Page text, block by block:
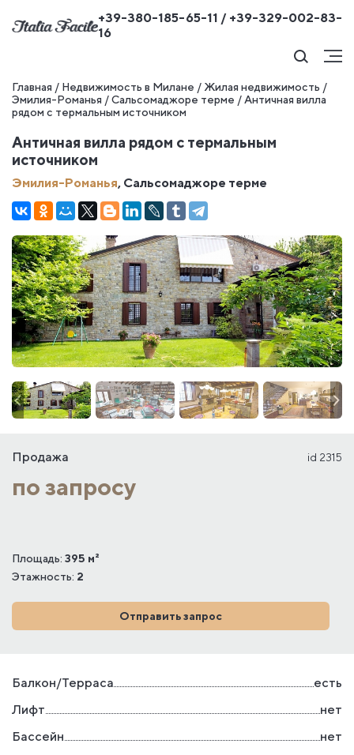
+39-380-185-65-11 / +39-329-002-83-
16
Главная / Недвижимость в Милане / Жилая недвижимость /
Эмилия-Романья /Сальсомаджоре терме /Античная вилла
рядом с термальным источником
Античная вилла рядом с термальным
источником
Эмилия-Романья, Сальсомаджоре терме
Продажа id 2315
по запросу
Площадь: 395 м²
Этажность: 2
Отправить запрос
Балкон/Терраса
есть
Лифт
нет
Бассейн
нет